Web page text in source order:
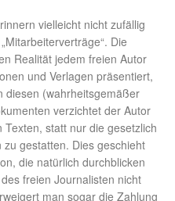
vielleicht nicht zufällig
Die
Realität jedem freien Autor
und Verlagen präsentiert,
diesen (wahrheitsgemäßer
verzichtet der Autor
statt nur die gesetzlich
gestatten. Dies geschieht
die natürlich durchblicken
freien Journalisten nicht
man sogar die Zahlung